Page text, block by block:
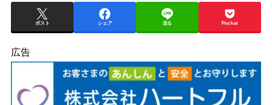
ポスト シェア 送る Pocket
広告